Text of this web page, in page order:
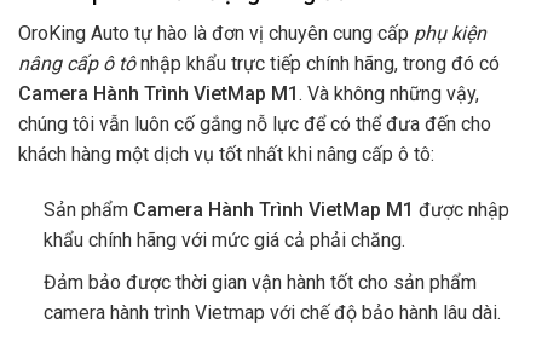
OroKing Auto tự hào là đơn vị chuyên cung cấp phụ kiện
nâng cấp ô tônhập khẩu trực tiếp chính hãng, trong đó có
Camera Hành Trình VietMap M1 . Và không những vậy,
chúng tôi vẫn luôn cố gắng nỗ lực để có thể đưa đến cho
khách hàng một dịch vụ tốt nhất khi nâng cấp ô tô:
Sản phẩm Camera Hành Trình VietMap M1 được nhập
khẩu chính hãng với mức giá cả phải chăng.
Đảm bảo được thời gian vận hành tốt cho sản phẩm
camera hành trình Vietmap với chế độ bảo hành lâu dài.